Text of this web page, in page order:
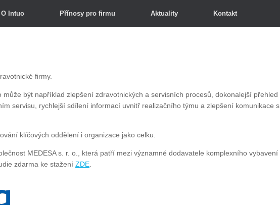
O Intuo Přínosy pro firmu Aktuality Kontakt
firmy.
může být například zlepšení zdravotnických a servisních procesů, dokonalejší přehled
servisu, rychlejší sdílení informací uvnitř realizačního týmu a zlepšení komunikace s
klíčových oddělení i organizace jako celku.
MEDESA s. r. o., která patří mezi významné dodavatele komplexního vybavení
zdarma ke stažení ZDE